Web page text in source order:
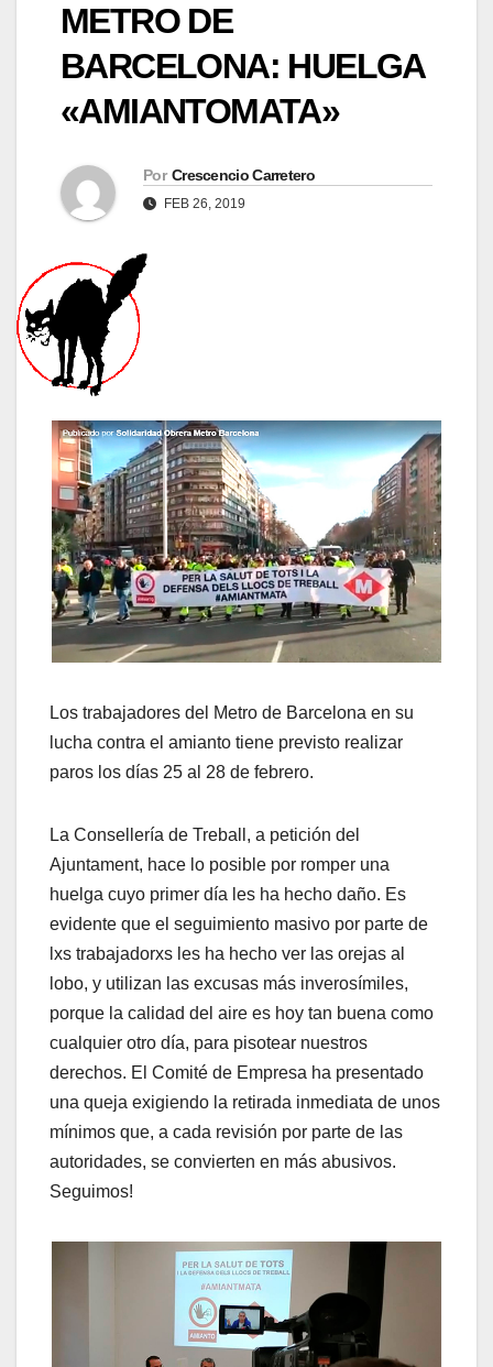
METRO DE
BARCELONA: HUELGA
«AMIANTOMATA»
Por Crescencio Carretero
FEB 26, 2019
Los trabajadores del Metro de Barcelona en su
lucha contra el amianto tiene previsto realizar
paros los días 25 al 28 de febrero.
La Consellería de Treball, a petición del
Ajuntament, hace lo posible por romper una
huelga cuyo primer día les ha hecho daño. Es
evidente que el seguimiento masivo por parte de
lxs trabajadorxs les ha hecho ver las orejas al
lobo, y utilizan las excusas más inverosímiles,
porque la calidad del aire es hoy tan buena como
cualquier otro día, para pisotear nuestros
derechos. El Comité de Empresa ha presentado
una queja exigiendo la retirada inmediata de unos
mínimos que, a cada revisión por parte de las
autoridades, se convierten en más abusivos.
Seguimos!